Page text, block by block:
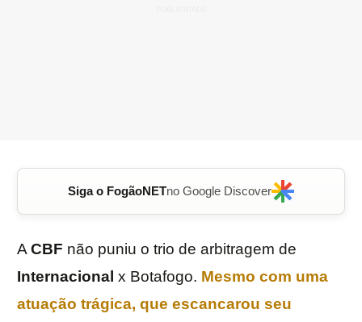
Siga o FogãoNETno Google Discover
ACBF não puniu o trio de arbitragem de
Internacional x Botafogo. Mesmo com uma
atuação trágica, que escancarou seu